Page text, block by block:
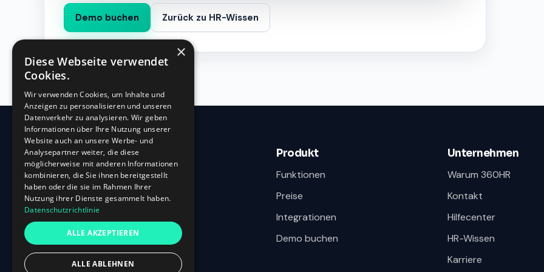
Demo buchen Zurück zu HR-Wissen
360HR
Oberbilker Allee 315
D-40227 Düsseldorf
+49 (0)211-87 507 907
Produkt
Funktionen
Preise
Integrationen
Demo buchen
Unternehmen
Warum 360HR
Kontakt
Hilfecenter
HR-Wissen
Karriere
×
Diese Webseite verwendet
Cookies.
Wir verwenden Cookies, um Inhalte und
Anzeigen zu personalisieren und unseren
Datenverkehr zu analysieren. Wir geben
Informationen über Ihre Nutzung unserer
Website auch an unsere Werbe- und
Analysepartner weiter, die diese
möglicherweise mit anderen Informationen
kombinieren, die Sie ihnen bereitgestellt
haben oder die sie im Rahmen Ihrer
Nutzung ihrer Dienste gesammelt haben.
Datenschutzrichtlinie
ALLE AKZEPTIEREN
ALLE ABLEHNEN